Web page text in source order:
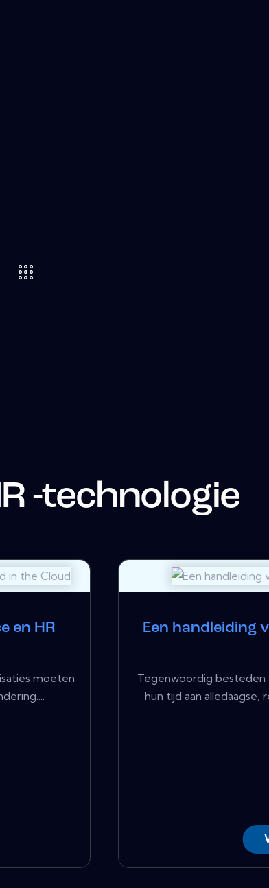
-technologie
en HR
moeten
Een handleiding
Tegenwoordig besteden
hun tijd aan